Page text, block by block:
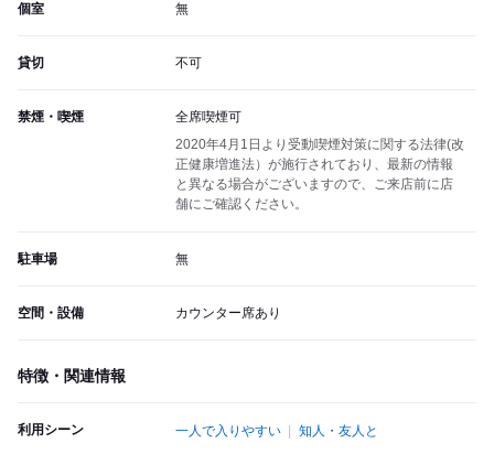
個室 無
貸切 不可
禁煙・喫煙
全席喫煙可
2020年4月1日より受動喫煙対策に関する法律(改
正健康増進法）が施行されており、最新の情報
と異なる場合がございますので、ご来店前に店
舗にご確認ください。
駐車場 無
空間・設備 カウンター席あり
特徴・関連情報
利用シーン 一人で入りやすい 知人・友人と